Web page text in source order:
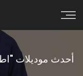
أحدث موديلات